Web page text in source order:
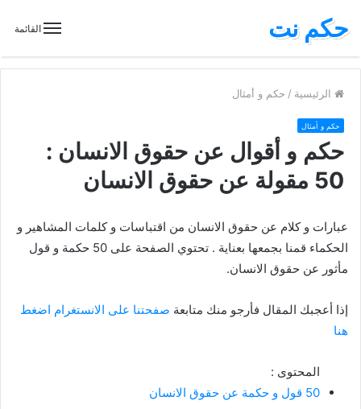
القائمة حكم نت
الرئيسية / حكم و أمثال
حكم و أمثال
حكم و أقوال عن حقوق الانسان :
50 مقولة عن حقوق الانسان
عبارات و كلام عن حقوق الانسان من اقتباسات و كلمات المشاهير و
الحكماء قمنا بجمعها بعناية . تحتوي الصفحة على 50 حكمة و قول
مأثور عن حقوق الانسان.
إذا أعجبك المقال فأرجو منك متابعة صفحتنا على الانستغرام اضغط
هنا
المحتوى :
50 قول و حكمة عن حقوق الانسان